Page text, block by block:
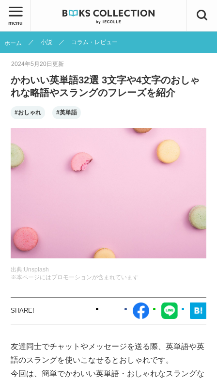
menu
ホーム 小説 コラム・レビュー
2024年5月20日更新
かわいい英単語32選 3文字や4文字のおしゃ
れな略語やスラングのフレーズを紹介
#おしゃれ #英単語
出典:Unsplash
※本ページにはプロモーションが含まれています
友達同士でチャットやメッセージを送る際、英単語や英
語のスラングを使いこなせるとおしゃれです。
今回は、簡単でかわいい英単語・おしゃれなスラングな